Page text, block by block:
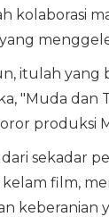
kolaborasi
yang
itulah yang
"Muda dan
produksi
sekadar
kelam film,
keberanian